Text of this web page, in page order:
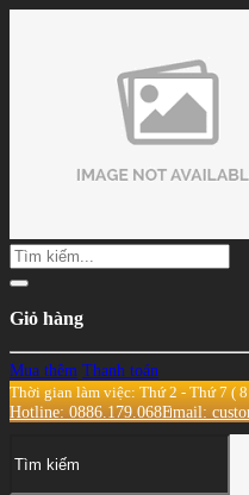
Giỏ hàng
Mua thêm Thanh toán
Thời gian làm việc: Thứ 2 - Thứ 7 (
Hotline: 0886.179.068Email: